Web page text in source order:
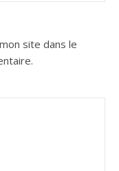
site dans le